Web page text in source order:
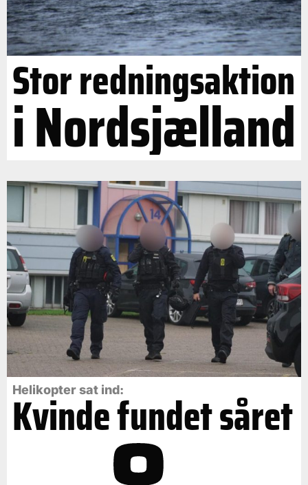
Stor redningsaktion
i Nordsjælland
Helikopter sat ind:
Kvinde fundet såret